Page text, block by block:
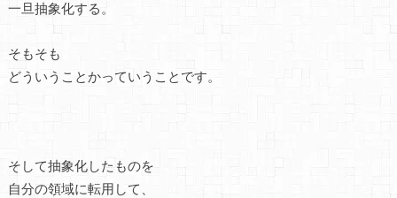
一旦抽象化する。
そもそも
どういうことかっていうことです。
そして抽象化したものを
自分の領域に転用して、